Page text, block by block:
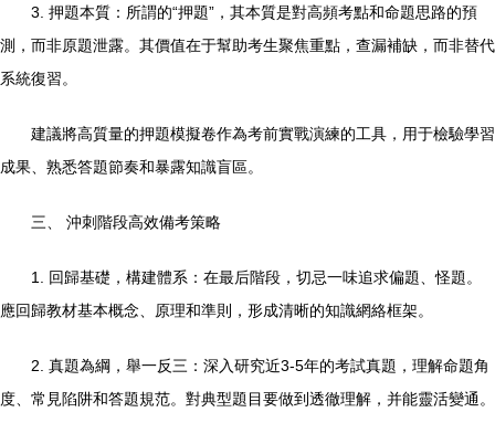
3. 押題本質：所謂的“押題”，其本質是對高頻考點和命題思路的預
測，而非原題泄露。其價值在于幫助考生聚焦重點，查漏補缺，而非替代
系統復習。
建議將高質量的押題模擬卷作為考前實戰演練的工具，用于檢驗學習
成果、熟悉答題節奏和暴露知識盲區。
三、 沖刺階段高效備考策略
1. 回歸基礎，構建體系：在最后階段，切忌一味追求偏題、怪題。
應回歸教材基本概念、原理和準則，形成清晰的知識網絡框架。
2. 真題為綱，舉一反三：深入研究近3-5年的考試真題，理解命題角
度、常見陷阱和答題規范。對典型題目要做到透徹理解，并能靈活變通。